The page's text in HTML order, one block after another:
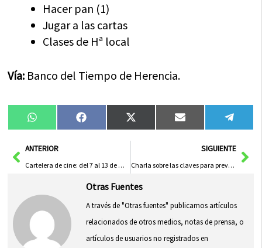
Hacer pan (1)
Jugar a las cartas
Clases de Hª local
Vía: Banco del Tiempo de Herencia.
Compartir
en
WhatsAppCompartir
en
FacebookCompartir
en
X
(Twitter)
Compartir
en
Email
en
AntANTERIOR
Cartelera de cine: del 7 al 13 de mayo de 2010
SIGUIENTE
Charla sobre las claves para prevenir adiciones en el ámbito familiar
Otras Fuentes
A través de "Otras fuentes" publicamos artículos
relacionados de otros medios, notas de prensa, o
artículos de usuarios no registrados en